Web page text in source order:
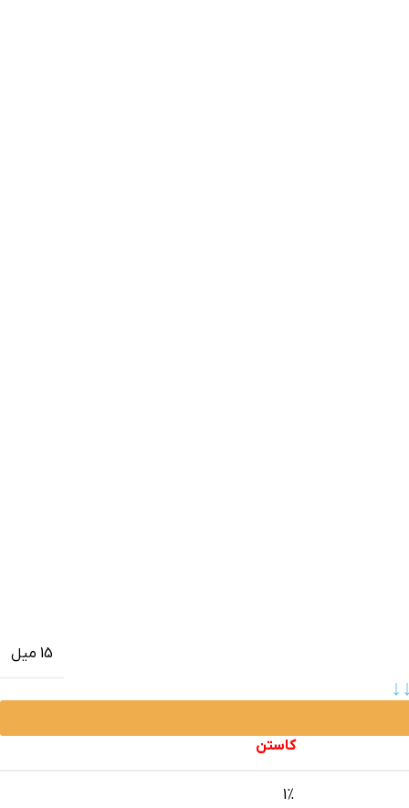
15 میل
کاستن
1%